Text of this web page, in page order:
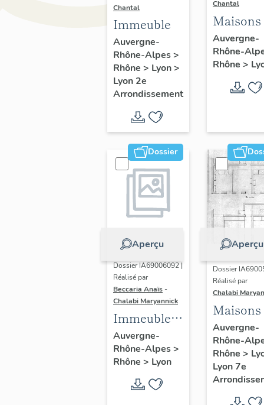
Chantal
Immeuble
Auvergne-
Rhône-Alpes>
Rhône > Lyon>
Lyon 2e
Arrondissement
Chantal
Maisons
Auvergne-
Rhône-
Rhône >
Dossier
Aperçu
Dossier IA69006092 |
Réalisé par
Beccaria Anaïs -
Chalabi Maryannick
Immeubles
des Années
Trente de la
rive gauche
Auvergne-
Rhône-Alpes>
Rhône > Lyon
Aperçu
Dossier
Réalisé par
Chalabi
Maisons
Auvergne-
Rhône-
Rhône >
Lyon 7e